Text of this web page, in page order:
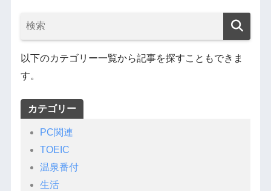
以下のカテゴリー一覧から記事を探すこともできま
す。
カテゴリー
PC関連
TOEIC
温泉番付
生活